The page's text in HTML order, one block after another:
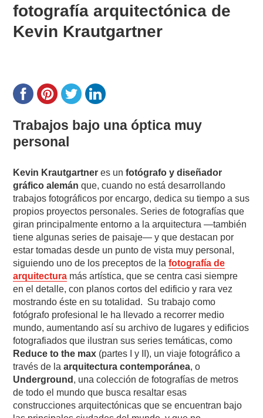
fotografía arquitectónica de
Kevin Krautgartner
Trabajos bajo una óptica muy
personal
Kevin Krautgartner es unfotógrafo y diseñador
gráfico alemán que, cuando no está desarrollando
trabajos fotográficos por encargo, dedica su tiempo a sus
propios proyectos personales. Series de fotografías que
giran principalmente entorno a la arquitectura —también
tiene algunas series de paisaje— y que destacan por
estar tomadas desde un punto de vista muy personal,
siguiendo uno de los preceptos de lafotografía de
arquitectura más artística, que se centra casi siempre
en el detalle, con planos cortos del edificio y rara vez
mostrando éste en su totalidad. Su trabajo como
fotógrafo profesional le ha llevado a recorrer medio
mundo, aumentando así su archivo de lugares y edificios
fotografiados que ilustran sus series temáticas, como
Reduce to the max (partes I y II), un viaje fotográfico a
través de laarquitectura contemporánea, o
Underground , una colección de fotografías de metros
de todo el mundo que busca resaltar esas
construcciones arquitectónicas que se encuentran bajo